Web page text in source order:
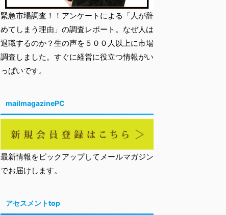
緊急市場調査！！アンケートによる「人が辞
めてしまう理由」の調査レポート。なぜ人は
退職するのか？生の声を５００人以上に市場
調査しました。すぐに経営に役立つ情報がい
っぱいです。
mailmagazinePC
最新情報をピックアップしてメールマガジン
でお届けします。
アセスメントtop